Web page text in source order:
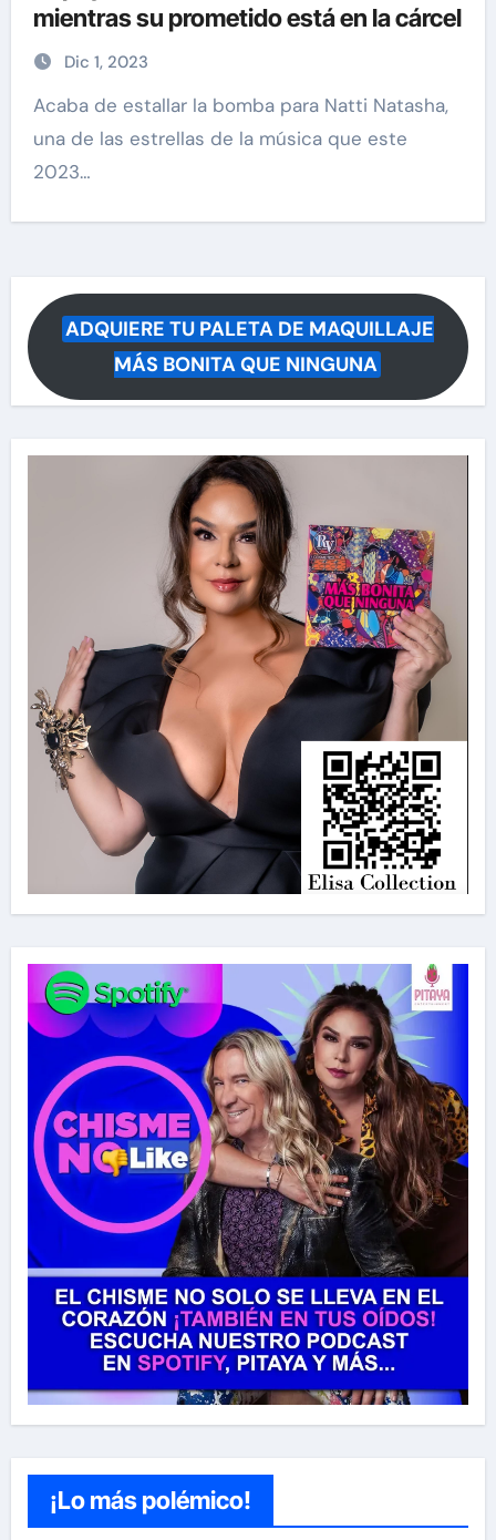
mientras su prometido está en la cárcel
Dic 1, 2023
Acaba de estallar la bomba para Natti Natasha,
una de las estrellas de la música que este
2023…
ADQUIERE TU PALETA DE MAQUILLAJE
MÁS BONITA QUE NINGUNA
¡Lo más polémico!